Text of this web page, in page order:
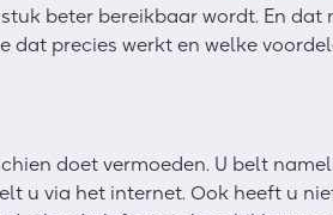
beterbereikbaar wordt. En dat
dat precies werkt en welke
doet vermoeden. U belt
u via het internet. Ook heeft u